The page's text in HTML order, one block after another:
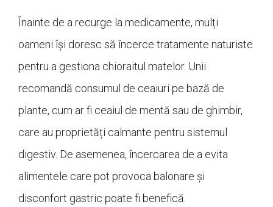
Înainte de a recurge la medicamente, mulți
oameni își doresc să încerce tratamente naturiste
pentru a gestiona chioraitul matelor. Unii
recomandă consumul de ceaiuri pe bază de
plante, cum ar fi ceaiul de mentă sau de ghimbir,
care au proprietăți calmante pentru sistemul
digestiv. De asemenea, încercarea de a evita
alimentele care pot provoca balonare și
disconfort gastric poate fi benefică.